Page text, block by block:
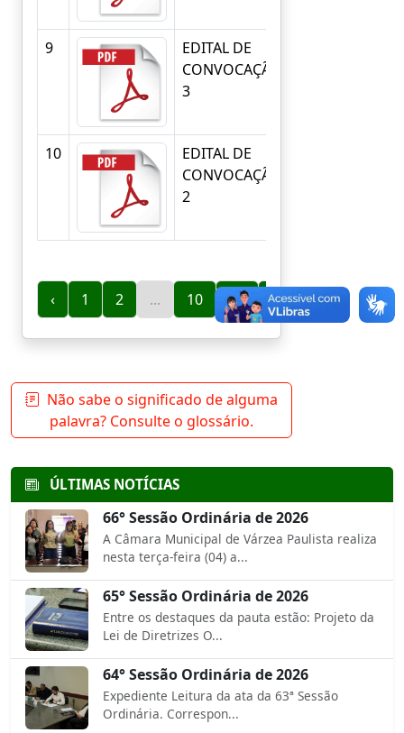
9
EDITAL DE
CONVOCAÇÃO
3
10
EDITAL DE
CONVOCAÇÃO
2
‹ 1 2 ... 10 11 12 13 14
Não sabe o significado de alguma
palavra? Consulte o glossário.
ÚLTIMAS NOTÍCIAS
66° Sessão Ordinária de 2026
A Câmara Municipal de Várzea Paulista realiza
nesta terça-feira (04) a...
65° Sessão Ordinária de 2026
Entre os destaques da pauta estão: Projeto da
Lei de Diretrizes O...
64° Sessão Ordinária de 2026
Expediente Leitura da ata da 63ª Sessão
Ordinária. Correspon...